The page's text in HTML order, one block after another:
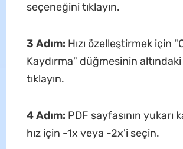
seçeneğini tıklayın.
3 Adım: Hızı özelleştirmek için
Kaydırma" düğmesinin altındaki
tıklayın.
4 Adım: PDF sayfasının yukarı
hız için -1x veya -2x'i seçin.